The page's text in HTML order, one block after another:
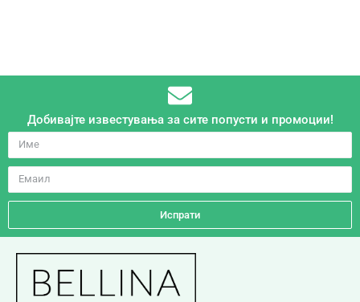
Добивајте известувања за сите попусти и промоции!
Испрати